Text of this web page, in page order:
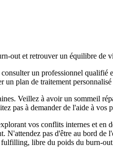
out et retrouver un équilibre de
un professionnel
plan de traitement
Veillez à avoir un sommeil
pas à demander de l'aide à vos
vos conflits internes et en
pas d'être au bord de
fulfilling, libre du poids du burn-